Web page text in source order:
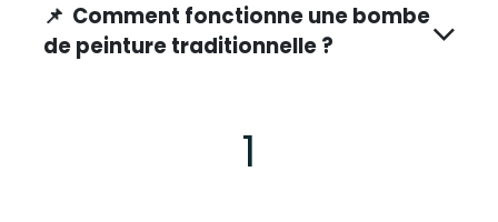
📌 Comment fonctionne une bombe
de peinture traditionnelle ?
1